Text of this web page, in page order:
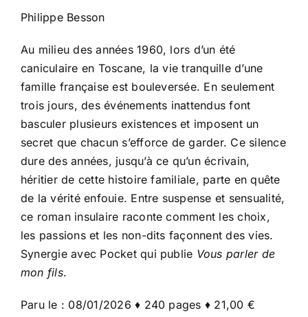
Philippe Besson
Au milieu des années 1960, lors d’un été
caniculaire en Toscane, la vie tranquille d’une
famille française est bouleversée. En seulement
trois jours, des événements inattendus font
basculer plusieurs existences et imposent un
secret que chacun s’efforce de garder. Ce silence
dure des années, jusqu’à ce qu’un écrivain,
héritier de cette histoire familiale, parte en quête
de la vérité enfouie. Entre suspense et sensualité,
ce roman insulaire raconte comment les choix,
les passions et les non-dits façonnent des vies.
Synergie avec Pocket qui publie Vous parler de
mon fils.
Paru le : 08/01/2026 ♦ 240 pages ♦ 21,00 €